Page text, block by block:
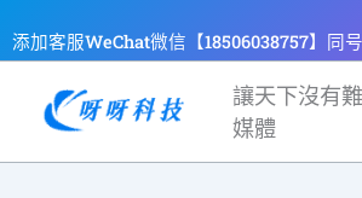
至
容
添加客服WeChat微信【18506038757】同号
讓天下沒有
媒體